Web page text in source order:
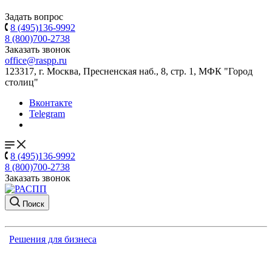
Задать вопрос
8 (495)136-9992
8 (800)700-2738
Заказать звонок
office@raspp.ru
123317, г. Москва, Пресненская наб., 8, стр. 1, МФК "Город
столиц"
Вконтакте
Telegram
8 (495)136-9992
8 (800)700-2738
Заказать звонок
Поиск
Решения для бизнеса